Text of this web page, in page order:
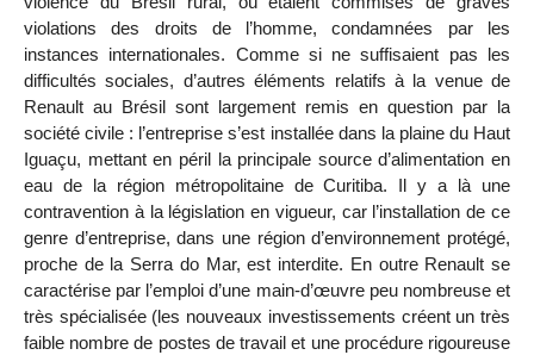
violations des droits de l’homme, condamnées par les
instances internationales. Comme si ne suffisaient pas les
difficultés sociales, d’autres éléments relatifs à la venue de
Renault au Brésil sont largement remis en question par la
société civile : l’entreprise s’est installée dans la plaine du Haut
Iguaçu, mettant en péril la principale source d’alimentation en
eau de la région métropolitaine de Curitiba. Il y a là une
contravention à la législation en vigueur, car l’installation de ce
genre d’entreprise, dans une région d’environnement protégé,
proche de la Serra do Mar, est interdite. En outre Renault se
caractérise par l’emploi d’une main-d’œuvre peu nombreuse et
très spécialisée (les nouveaux investissements créent un très
faible nombre de postes de travail et une procédure rigoureuse